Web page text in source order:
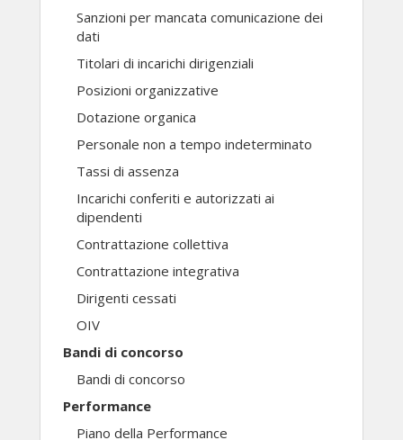
Sanzioni per mancata comunicazione dei
dati
Titolari di incarichi dirigenziali
Posizioni organizzative
Dotazione organica
Personale non a tempo indeterminato
Tassi di assenza
Incarichi conferiti e autorizzati ai
dipendenti
Contrattazione collettiva
Contrattazione integrativa
Dirigenti cessati
OIV
Bandi di concorso
Bandi di concorso
Performance
Piano della Performance